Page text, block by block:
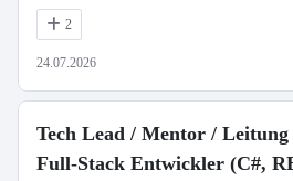
2
24.07.2026
Tech Lead / Mentor /
Full-Stack Entwickler (C#,